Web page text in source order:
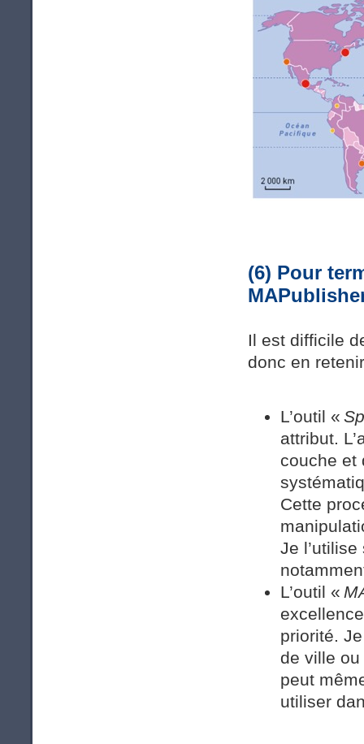
(6) Pour
Il est difficile
donc en
L’outil «
attribut.
couche et
Cette
Je
L’outil «
priorité.
de ville
peut
utiliser